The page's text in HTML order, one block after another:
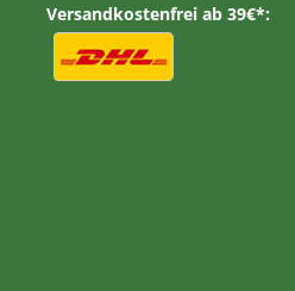
Versandkostenfrei ab 39€*: